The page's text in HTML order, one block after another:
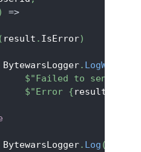
=>
( result . IsError)
. LogWarning
$"Failed to send
$"Error {result
. Log (